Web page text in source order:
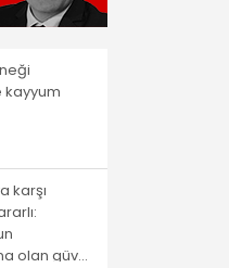
kayyum
karşı
olan güven